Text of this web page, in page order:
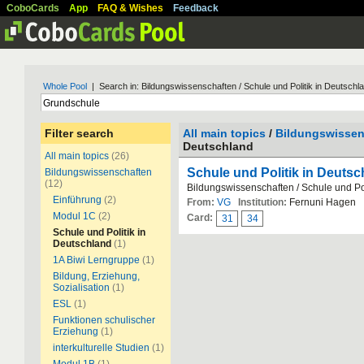
CoboCards App FAQ & Wishes Feedback
Whole Pool | Search in: Bildungswissenschaften / Schule und Politik in
Filter search
All main topics (26)
Bildungswissenschaften
(12)
Einführung (2)
Modul 1C (2)
Schule und Politik in
Deutschland (1)
1A Biwi Lerngruppe (1)
Bildung, Erziehung,
Sozialisation (1)
ESL (1)
Funktionen schulischer
Erziehung (1)
interkulturelle Studien (1)
All main topics /
Deutschland
Schule und Politik in
Bildungswissenschaften / Schule und
From: VG Institution: Fernuni Hagen
Card:
31 34